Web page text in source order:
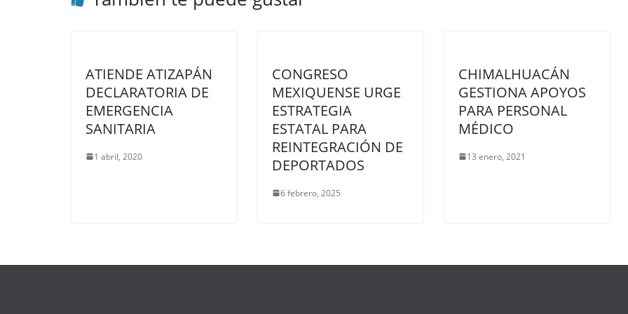
ATIENDE ATIZAPÁN
DECLARATORIA DE
EMERGENCIA
SANITARIA
1 abril, 2020
CONGRESO
MEXIQUENSE URGE
ESTRATEGIA
ESTATAL PARA
REINTEGRACIÓN DE
DEPORTADOS
6 febrero, 2025
CHIMALHUACÁN
GESTIONA APOYOS
PARA PERSONAL
MÉDICO
13 enero, 2021